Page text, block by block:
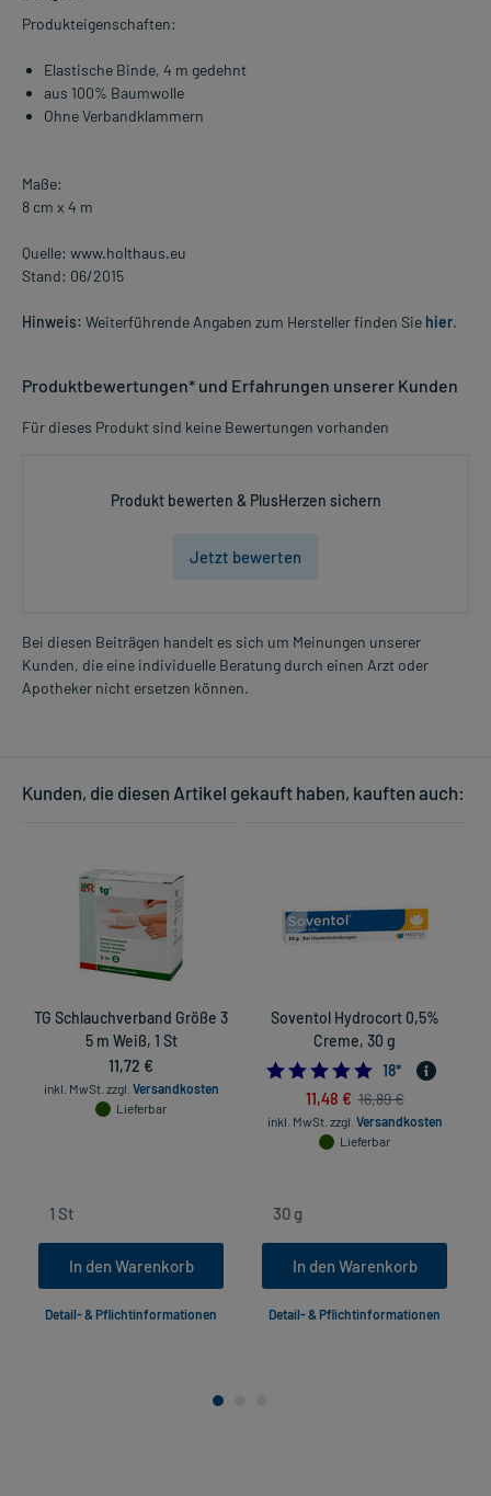
Produkteigenschaften:
Elastische Binde, 4 m gedehnt
aus 100% Baumwolle
Ohne Verbandklammern
Maße:
8 cm x 4 m
Quelle: www.holthaus.eu
Stand: 06/2015
Hinweis: Weiterführende Angaben zum Hersteller finden Sie hier.
Produktbewertungen* und Erfahrungen unserer Kunden
Für dieses Produkt sind keine Bewertungen vorhanden
Produkt bewerten & PlusHerzen sichern
Jetzt bewerten
Bei diesen Beiträgen handelt es sich um Meinungen unserer
Kunden, die eine individuelle Beratung durch einen Arzt oder
Apotheker nicht ersetzen können.
Kunden, die diesen Artikel gekauft haben, kauften auch:
TG Schlauchverband Größe 3
5 m Weiß, 1 St
11,72 €
inkl. MwSt. zzgl. Versandkosten
Lieferbar
In den Warenkorb
Detail- & Pflichtinformationen
Soventol Hydrocort 0,5%
Creme, 30 g
5.0
18*
11,48 € 16,89 €
inkl. MwSt. zzgl. Versandkosten
Lieferbar
In den Warenkorb
Detail- & Pflichtinformationen